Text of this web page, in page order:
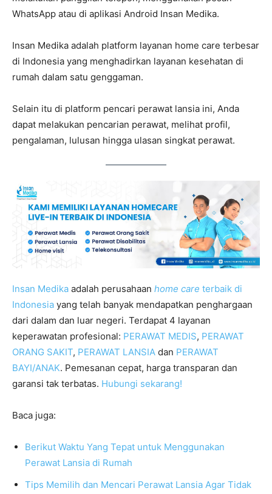
WhatsApp atau di aplikasi Android Insan Medika.
Insan Medika adalah platform layanan home care terbesar
di Indonesia yang menghadirkan layanan kesehatan di
rumah dalam satu genggaman.
Selain itu di platform pencari perawat lansia ini, Anda
dapat melakukan pencarian perawat, melihat profil,
pengalaman, lulusan hingga ulasan singkat perawat.
Insan Medika adalah perusahaan home care terbaik di
Indonesia yang telah banyak mendapatkan penghargaan
dari dalam dan luar negeri. Terdapat 4 layanan
keperawatan profesional: PERAWAT MEDIS, PERAWAT
ORANG SAKIT, PERAWAT LANSIA dan PERAWAT
BAYI/ANAK. Pemesanan cepat, harga transparan dan
garansi tak terbatas. Hubungi sekarang!
Baca juga:
Berikut Waktu Yang Tepat untuk Menggunakan
Perawat Lansia di Rumah
Tips Memilih dan Mencari Perawat Lansia Agar Tidak